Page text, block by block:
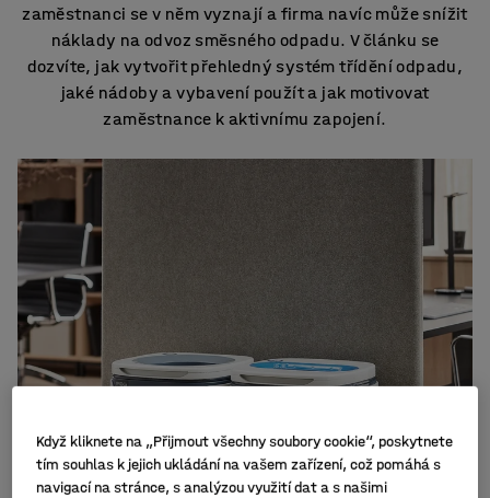
zaměstnanci se v něm vyznají a firma navíc může snížit
náklady na odvoz směsného odpadu. V článku se
dozvíte, jak vytvořit přehledný systém třídění odpadu,
jaké nádoby a vybavení použít a jak motivovat
zaměstnance k aktivnímu zapojení.
Když kliknete na „Přijmout všechny soubory cookie“, poskytnete
tím souhlas k jejich ukládání na vašem zařízení, což pomáhá s
navigací na stránce, s analýzou využití dat a s našimi